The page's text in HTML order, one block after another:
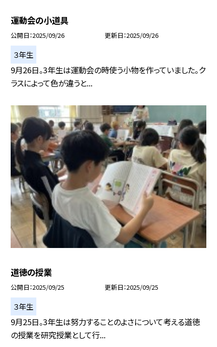
運動会の小道具
公開日 2025/09/26 更新日 2025/09/26
３年生
9月26日。3年生は運動会の時使う小物を作っていました。ク
ラスによって色が違うと...
道徳の授業
公開日 2025/09/25 更新日 2025/09/25
３年生
9月25日。3年生は努力することのよさについて考える道徳
の授業を研究授業として行...